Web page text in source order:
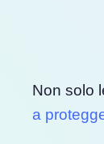
Non solo
a